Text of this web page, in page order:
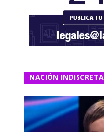
NACIÓN INDISCRETA